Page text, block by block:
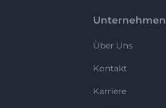
Unternehmen
Über Uns
Kontakt
Karriere